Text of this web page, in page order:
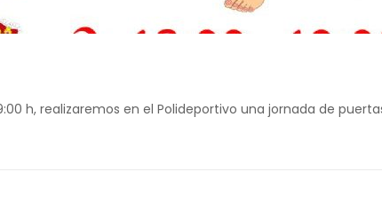
h, realizaremos en el Polideportivo una jornada de